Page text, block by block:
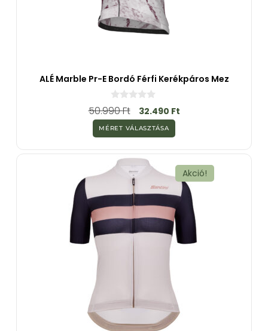
ALÉ Marble Pr-E Bordó Férfi Kerékpáros Mez
0
a
5
-
b
ő
50.990Ft 32.490 Ft
MÉRET VÁLASZTÁSA
Akció!